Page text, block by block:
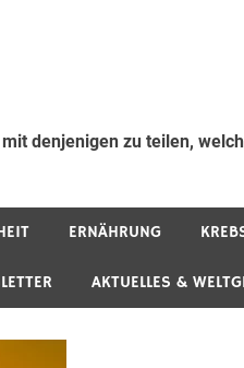
denjenigen zu teilen,
ERNÄHRUNG
AKTUELLES &